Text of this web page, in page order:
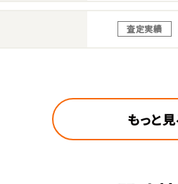
査定実績
もっと